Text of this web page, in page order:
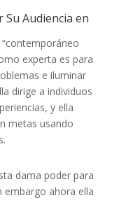
Audiencia en
experta es para
e iluminar
dirige a individuos
y ella
metas usando
dama poder para
embargo ahora ella